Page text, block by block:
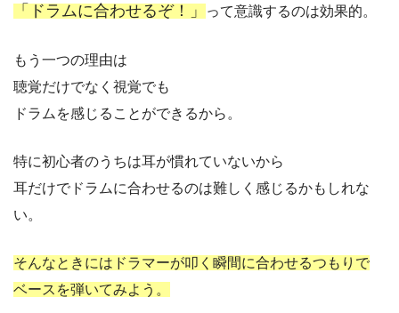
「ドラムに合わせるぞ！」 って意識するのは効果的。
もう一つの理由は
聴覚だけでなく視覚でも
ドラムを感じることができるから。
特に初心者のうちは耳が慣れていないから
耳だけでドラムに合わせるのは難しく感じるかもしれな
い。
そんなときにはドラマーが叩く瞬間に合わせるつもりで
ベースを弾いてみよう。